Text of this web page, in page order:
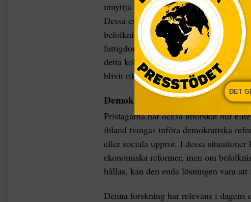
utnyttja lokala resurser och
Dessa exploaterande system gav eliten
befolkningen utan rättigheter och
fattigdom. Forskarna förklarar att
detta kolonier som tidigare var rika nu
blivit rikare.
Demokratins roll och ekonomiska
Pristagarna har också utforskat hur
ibland tvingas införa demokratiska
eller sociala uppror. I dessa
ekonomiska reformer, men om
hållas, kan den enda lösningen vara
Denna forskning har relevans i
DET